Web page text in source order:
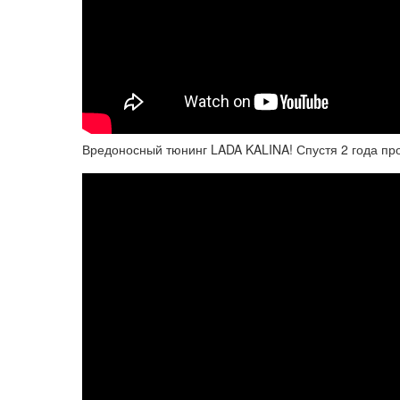
Вредоносный тюнинг LADA KALINA! Спустя 2 года